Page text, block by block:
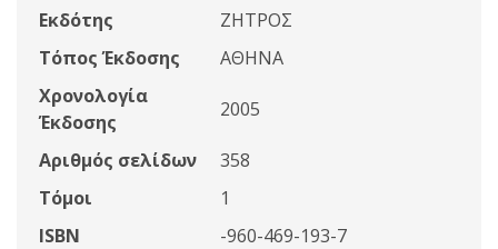
Εκδότης
ΖΗΤΡΟΣ
Τόπος Έκδοσης
ΑΘΗΝΑ
Χρονολογία
Έκδοσης
2005
Αριθμός σελίδων
358
Τόμοι
1
ISBN
-960-469-193-7